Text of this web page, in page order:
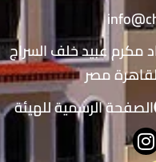
مكرم عبيد خلف السراج
مصر
الصفحة الرسمية للهيئة